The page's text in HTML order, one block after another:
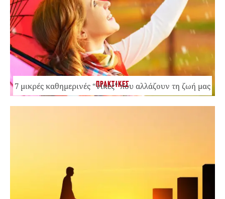
ΠΡΑΚΤΙΚΕΣ
7 μικρές καθημερινές “νίκες” που αλλάζουν τη ζωή μας